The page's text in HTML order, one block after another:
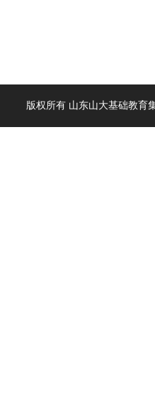
微信 关注微博
版权所有 山东山大基础教育